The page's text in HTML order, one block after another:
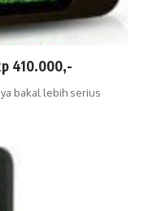
410.000,-
bakal lebih serius